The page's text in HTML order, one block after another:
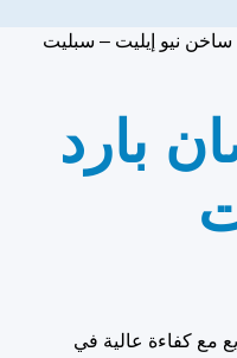
إل 3 حصان بارد
السريع مع كفاءة عالية في